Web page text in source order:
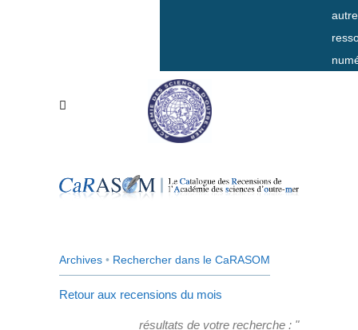
Archives • Rechercher dans le CaRASOM
Retour aux recensions du mois
résultats de votre recherche : "